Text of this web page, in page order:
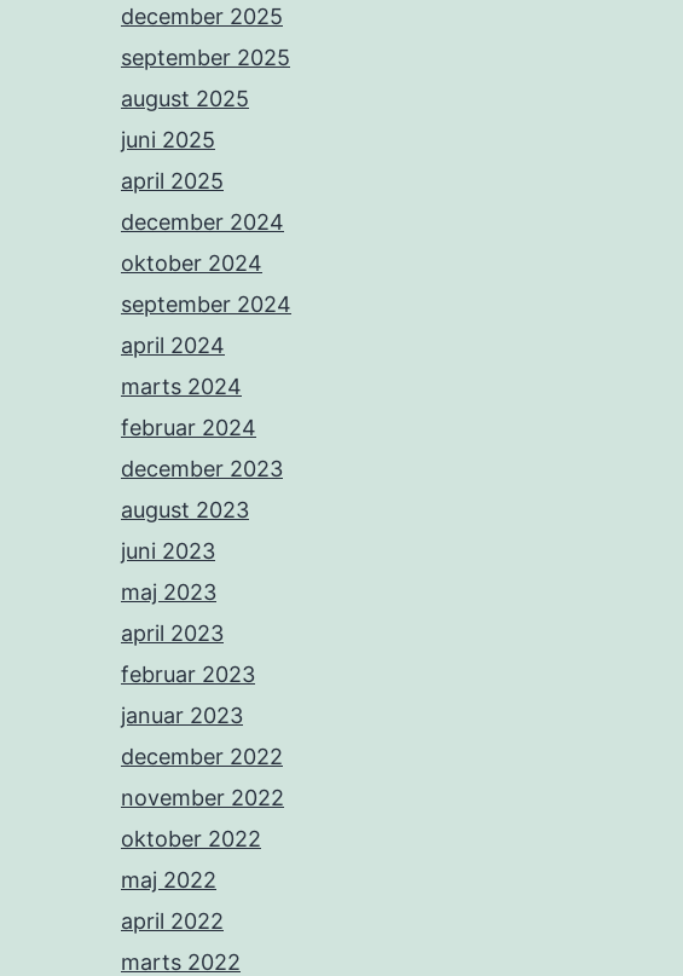
december 2025
september 2025
august 2025
juni 2025
april 2025
december 2024
oktober 2024
september 2024
april 2024
marts 2024
februar 2024
december 2023
august 2023
juni 2023
maj 2023
april 2023
februar 2023
januar 2023
december 2022
november 2022
oktober 2022
maj 2022
april 2022
marts 2022